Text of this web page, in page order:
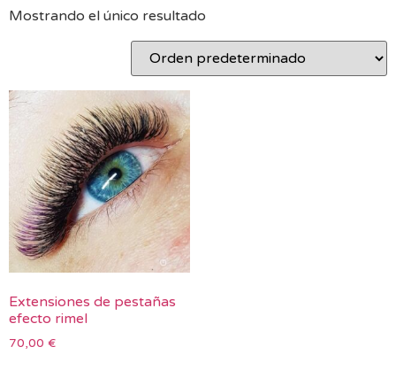
Mostrando el único resultado
Extensiones de pestañas
efecto rimel
70,00 €